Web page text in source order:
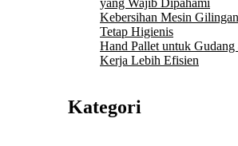
Kebersihan Mesin
Tetap Higienis
Hand Pallet untuk Gudang
Kerja Lebih Efisien
Kategori